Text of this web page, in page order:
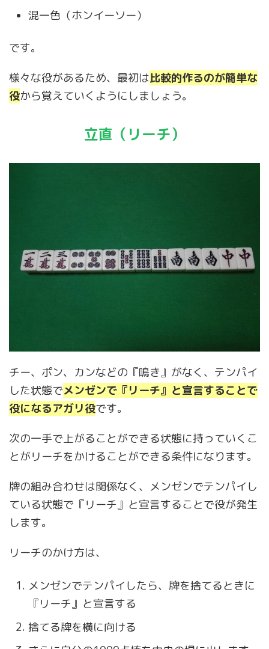
混一色（ホンイーソー）
です。
様々な役があるため、最初は比較的作るのが簡単な
役から覚えていくようにしましょう。
立直（リーチ）
チー、ポン、カンなどの『鳴き』がなく、テンパイ
した状態でメンゼンで『リーチ』と宣言することで
役になるアガリ役です。
次の一手で上がることができる状態に持っていくこ
とがリーチをかけることができる条件になります。
牌の組み合わせは関係なく、メンゼンでテンパイし
ている状態で『リーチ』と宣言することで役が発生
します。
リーチのかけ方は、
メンゼンでテンパイしたら、牌を捨てるときに
『リーチ』と宣言する
捨てる牌を横に向ける